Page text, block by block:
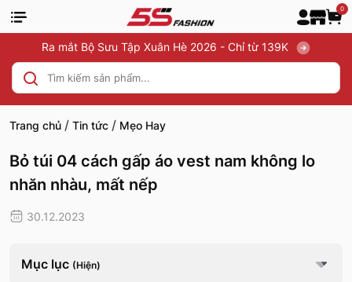
0
Ra mắt Bộ Sưu Tập Xuân Hè 2026 - Chỉ từ 139K
Trang chủ / Tin tức / Mẹo Hay
Bỏ túi 04 cách gấp áo vest nam không lo
nhăn nhàu, mất nếp
30.12.2023
Mục lục (Hiện)